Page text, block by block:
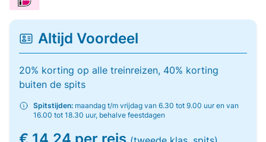
Altijd Voordeel
20% korting op alle treinreizen, 40% korting
buiten de spits
Spitstijden: maandag t/m vrijdag van 6.30 tot 9.00 uur en van
16.00 tot 18.30 uur, behalve feestdagen